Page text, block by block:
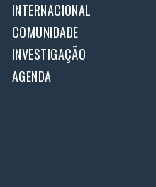
INTERNACIONAL
COMUNIDADE
INVESTIGAÇÃO
AGENDA